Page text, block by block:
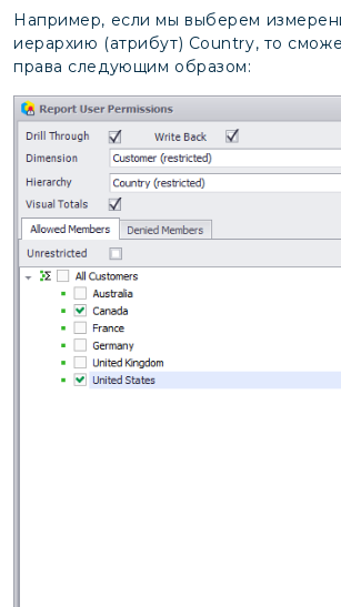
Например, если мы выберем
иерархию (атрибут) Country, то
права следующим образом: